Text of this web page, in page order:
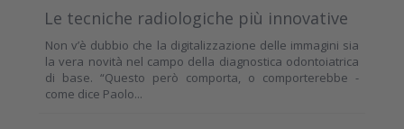
Le tecniche radiologiche più innovative
Non v’è dubbio che la digitalizzazione delle immagini sia
la vera novità nel campo della diagnostica odontoiatrica
di base. “Questo però comporta, o comporterebbe -
come dice Paolo...